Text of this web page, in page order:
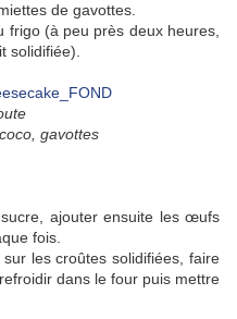
de gavottes.
(à peu près deux heures,
solidifiée).
gavottes
ajouter ensuite les œufs
fois.
les croûtes solidifiées, faire
dans le four puis mettre